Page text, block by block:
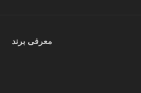
معرفی برند